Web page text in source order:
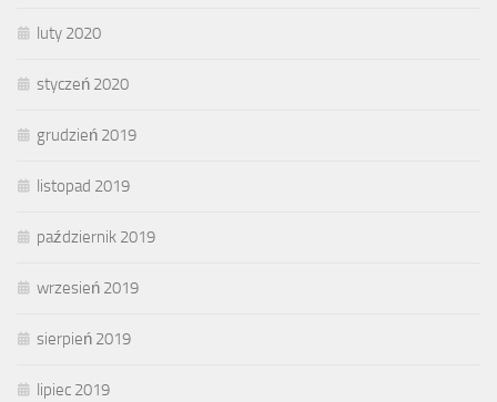
luty 2020
styczeń 2020
grudzień 2019
listopad 2019
październik 2019
wrzesień 2019
sierpień 2019
lipiec 2019